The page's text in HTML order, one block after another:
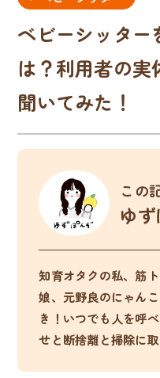
ベビーシッター
は？利用者の実
聞いてみた！
この
ゆ
知育オタクの私、筋
娘、元野良のにゃん
き！いつでも人を呼
せと断捨離と掃除に